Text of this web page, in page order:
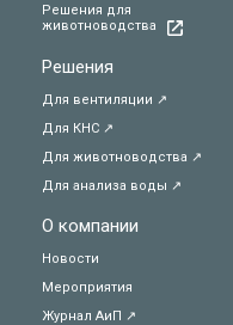
Решения для
животноводства
Решения
Для вентиляции ↗
Для КНС ↗
Для животноводства ↗
Для анализа воды ↗
О компании
Новости
Мероприятия
Журнал АиП ↗